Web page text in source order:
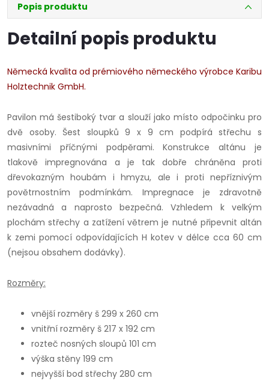
Popis produktu
Detailní popis produktu
Německá kvalita od prémiového německého výrobce Karibu
Holztechnik GmbH.
Pavilon má šestiboký tvar a slouží jako místo odpočinku pro
dvě osoby. Šest sloupků 9 x 9 cm podpírá střechu s
masivními příčnými podpěrami. Konstrukce altánu je
tlakově impregnována a je tak dobře chráněna proti
dřevokazným houbám i hmyzu, ale i proti nepříznivým
povětrnostním podmínkám. Impregnace je zdravotně
nezávadná a naprosto bezpečná. Vzhledem k velkým
plochám střechy a zatížení větrem je nutné připevnit altán
k zemi pomocí odpovídajících H kotev v délce cca 60 cm
(nejsou obsahem dodávky).
Rozměry:
vnější rozměry š 299 x 260 cm
vnitřní rozměry š 217 x 192 cm
rozteč nosných sloupů 101 cm
výška stěny 199 cm
nejvyšší bod střechy 280 cm